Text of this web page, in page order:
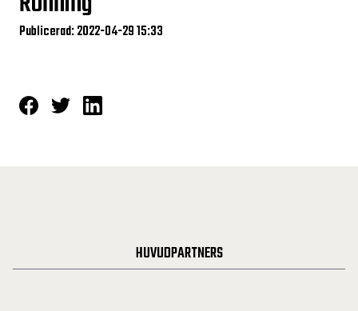
Publicerad: 2022-04-29 15:33
HUVUDPARTNERS